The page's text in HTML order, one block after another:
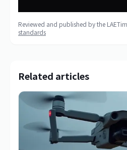
Reviewed and published by the
standards
Related articles